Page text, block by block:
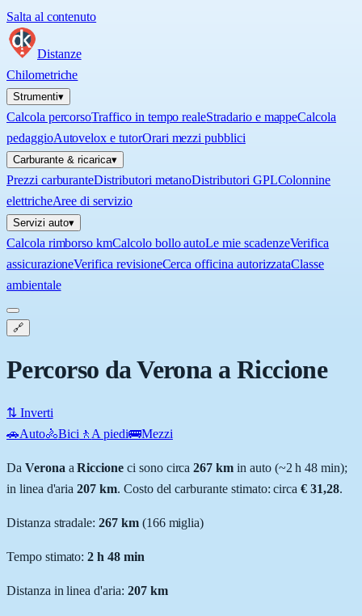
Salta al contenuto
Distanze
Chilometriche
Strumenti▾
Calcola percorsoTraffico in tempo realeStradario e mappeCalcola
pedaggioAutovelox e tutorOrari mezzi pubblici
Carburante & ricarica▾
Prezzi carburanteDistributori metanoDistributori GPLColonnine
elettricheAree di servizio
Servizi auto▾
Calcola rimborso kmCalcolo bollo autoLe mie scadenzeVerifica
assicurazioneVerifica revisioneCerca officina autorizzataClasse
ambientale
🔗
Percorso da Verona a Riccione
⇅ Inverti
🚗Auto🚴Bici 🚶 A piedi🚌Mezzi
Da Verona aRiccione ci sono circa 267 km in auto (~2 h 48 min);
in linea d'aria207 km. Costo del carburante stimato: circa € 31,28.
Distanza stradale:267km (166miglia)
Tempo stimato:2 h 48 min
Distanza in linea d'aria: 207km